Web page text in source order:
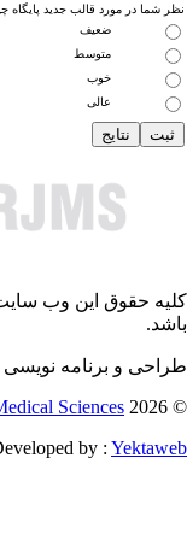
شما در مورد قالب جدید پایگاه
ضعیف
متوسط
خوب
عالی
حقوق این وب سایت
و برنامه نویسی :
©
Sciences
Developed by :